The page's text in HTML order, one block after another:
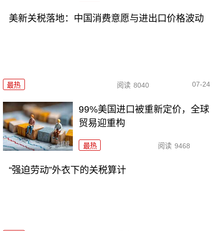
美新关税落地：中国消费意愿与进出口价格波动
最热 阅读 8040 07-24
99%美国进口被重新定价，全球
贸易迎重构
最热 阅读 9468
“强迫劳动”外衣下的关税算计